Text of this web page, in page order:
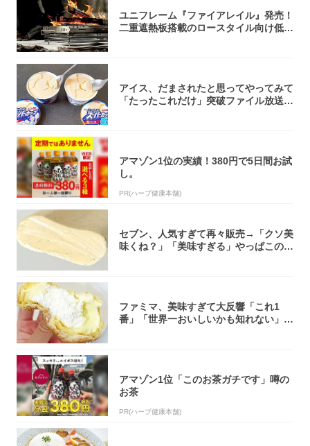
ユニフレーム『ファイアレイル』発売！
二重遮熱板搭載のロースタイル向け低型
アイス、だまされたと思ってやってみて
「たったこれだけ」突破ファイル放送で
アマゾン1位の実績！380円で5日間お試
し。
PR(ハーブ健康本舗)
セブン、人気すぎて再々販売→「クソ美
味くね？」「美味すぎる」やっぱこのク
ファミマ、美味すぎて大反響「これ1
番」「世界一おいしいかも知れない」
アマゾン1位「このお茶ガチです」噂の
お茶
PR(ハーブ健康本舗)